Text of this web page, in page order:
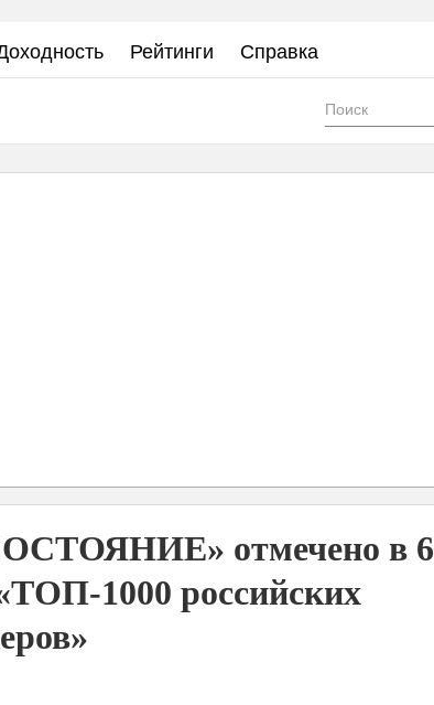
Рейтинги Справка
Форма
поиска
отмечено в 6
1000 российских